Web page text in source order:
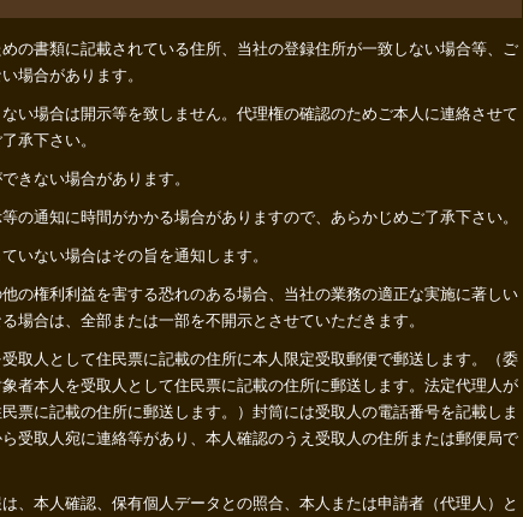
の書類に記載されている住所、当社の登録住所が一致しない場合等、ご
場合があります。
い場合は開示等を致しません。代理権の確認のためご本人に連絡させて
承下さい。
きない場合があります。
の通知に時間がかかる場合がありますので、あらかじめご了承下さい。
いない場合はその旨を通知します。
の権利利益を害する恐れのある場合、当社の業務の適正な実施に著しい
場合は、全部または一部を不開示とさせていただきます。
取人として住民票に記載の住所に本人限定受取郵便で郵送します。（委
者本人を受取人として住民票に記載の住所に郵送します。法定代理人が
票に記載の住所に郵送します。）封筒には受取人の電話番号を記載しま
受取人宛に連絡等があり、本人確認のうえ受取人の住所または郵便局で
、本人確認、保有個人データとの照合、本人または申請者（代理人）と